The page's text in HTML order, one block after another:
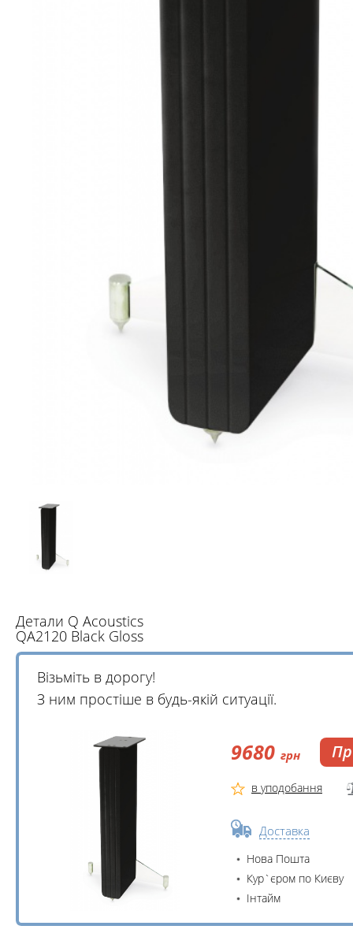
Детали Q Acoustics
QA2120 Black Gloss
Візьміть в дорогу!
З ним простіше в будь-якій ситуації.
9680 грн
в уподобання
Доставка
Нова Пошта
Кур`єром по Києву
Інтайм